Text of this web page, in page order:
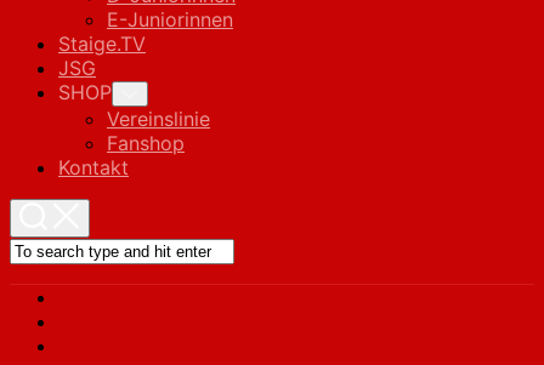
E-Juniorinnen
Staige.TV
JSG
SHOP
Child
Menu
Vereinslinie
Fanshop
Kontakt